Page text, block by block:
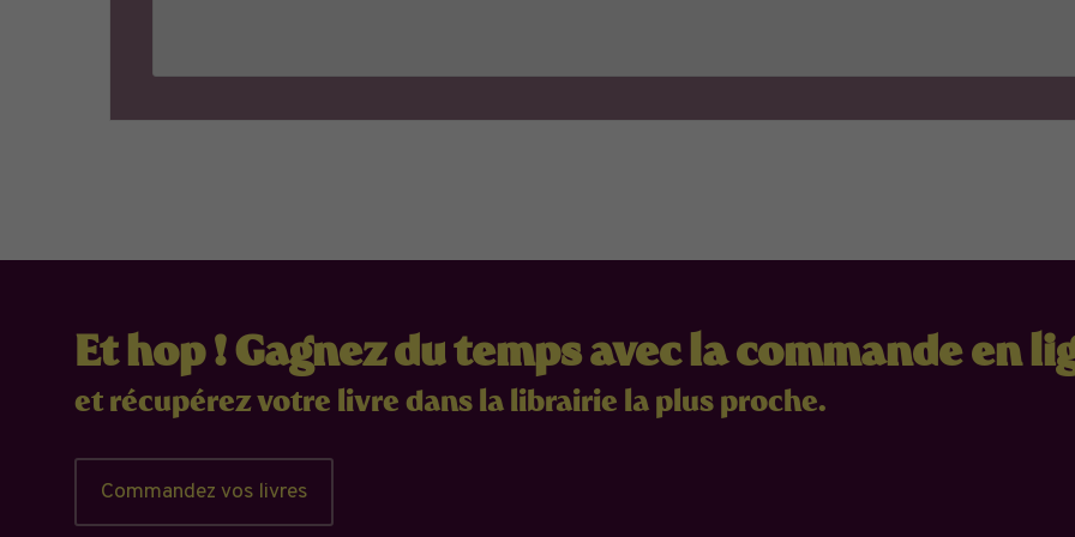
Et hop ! Gagnez du temps avec la commande en
et récupérez votre livre dans la librairie la plus proche.
Commandez vos livres